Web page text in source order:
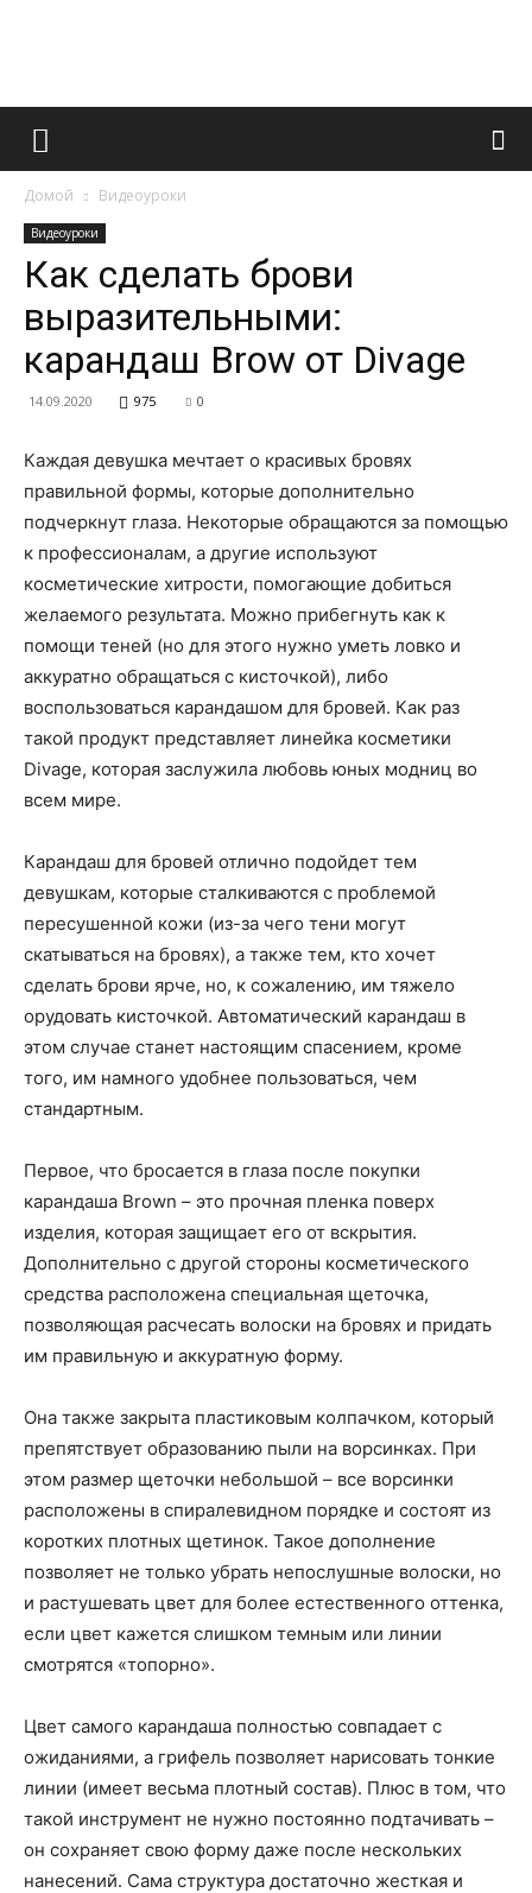
Французский
и
о
нем
Домой Видеоуроки
Видеоуроки
Как сделать брови
выразительными:
карандаш Brow от Divage
14.09.2020 975 0
Каждая девушка мечтает о красивых бровях
правильной формы, которые дополнительно
подчеркнут глаза. Некоторые обращаются за помощью
к профессионалам, а другие используют
косметические хитрости, помогающие добиться
желаемого результата. Можно прибегнуть как к
помощи теней (но для этого нужно уметь ловко и
аккуратно обращаться с кисточкой), либо
воспользоваться карандашом для бровей. Как раз
такой продукт представляет линейка косметики
Divage, которая заслужила любовь юных модниц во
всем мире.
Карандаш для бровей отлично подойдет тем
девушкам, которые сталкиваются с проблемой
пересушенной кожи (из-за чего тени могут
скатываться на бровях), а также тем, кто хочет
сделать брови ярче, но, к сожалению, им тяжело
орудовать кисточкой. Автоматический карандаш в
этом случае станет настоящим спасением, кроме
того, им намного удобнее пользоваться, чем
стандартным.
Первое, что бросается в глаза после покупки
карандаша Brown – это прочная пленка поверх
изделия, которая защищает его от вскрытия.
Дополнительно с другой стороны косметического
средства расположена специальная щеточка,
позволяющая расчесать волоски на бровях и придать
им правильную и аккуратную форму.
Она также закрыта пластиковым колпачком, который
препятствует образованию пыли на ворсинках. При
этом размер щеточки небольшой – все ворсинки
расположены в спиралевидном порядке и состоят из
коротких плотных щетинок. Такое дополнение
позволяет не только убрать непослушные волоски, но
и растушевать цвет для более естественного оттенка,
если цвет кажется слишком темным или линии
смотрятся «топорно».
Цвет самого карандаша полностью совпадает с
ожиданиями, а грифель позволяет нарисовать тонкие
линии (имеет весьма плотный состав). Плюс в том, что
такой инструмент не нужно постоянно подтачивать –
он сохраняет свою форму даже после нескольких
нанесений. Сама структура достаточно жесткая и